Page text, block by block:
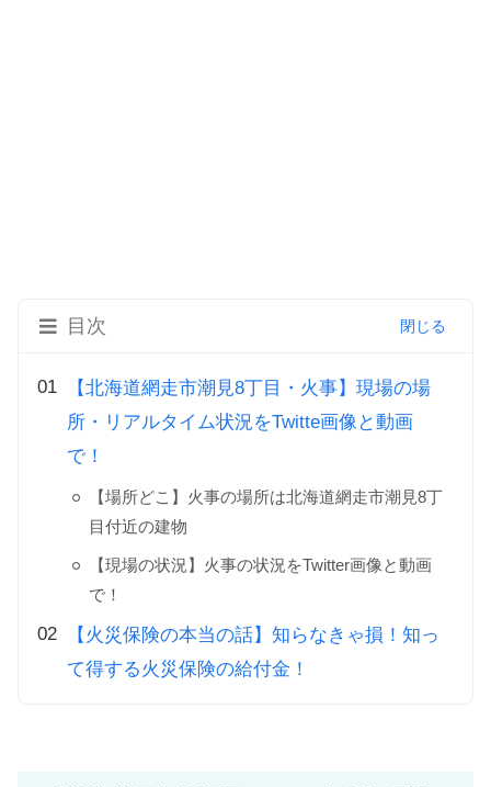
目次
【北海道網走市潮見8丁目・火事】現場の場
所・リアルタイム状況をTwitte画像と動画
で！
【場所どこ】火事の場所は北海道網走市潮見8丁
目付近の建物
【現場の状況】火事の状況をTwitter画像と動画
で！
【火災保険の本当の話】知らなきゃ損！知っ
て得する火災保険の給付金！